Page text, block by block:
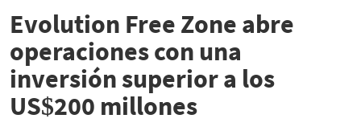
Evolution Free Zone abre
operaciones con una
inversión superior a los
US$200 millones